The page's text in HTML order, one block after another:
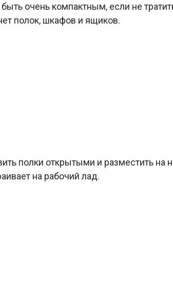
очень компактным, если не
полок, шкафов и ящиков.
полки открытыми и разместить на
на рабочий лад.